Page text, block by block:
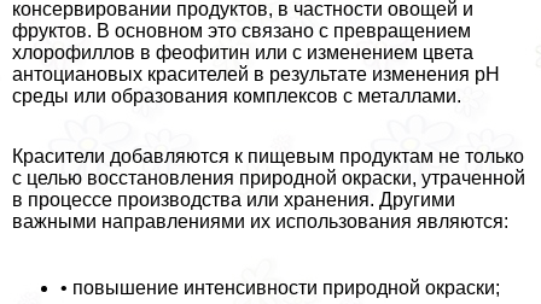
консервировании продуктов, в частности овощей и
фруктов. В основном это связано с превращением
хлорофиллов в феофитин или с изменением цвета
антоциановых красителей в результате изменения pH
среды или образования комплексов с металлами.
Красители добавляются к пищевым продуктам не только
с целью восстановления природной окраски, утраченной
в процессе производства или хранения. Другими
важными направлениями их использования являются:
• повышение интенсивности природной окраски;